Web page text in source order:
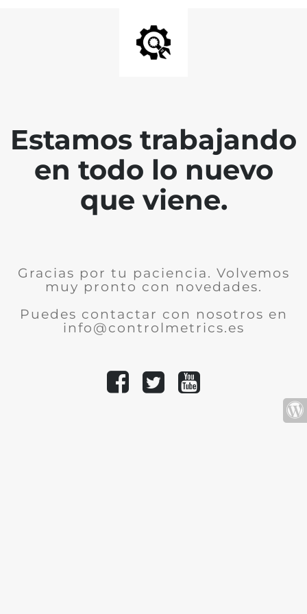
Estamos trabajando
en todo lo nuevo
que viene.
Gracias por tu paciencia. Volvemos
muy pronto con novedades.
Puedes contactar con nosotros en
info@controlmetrics.es